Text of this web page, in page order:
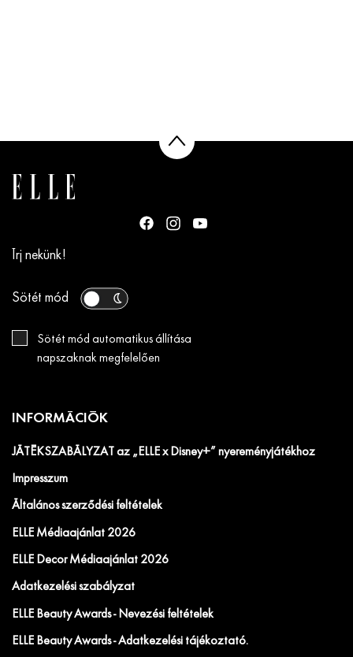
Írj nekünk!
Sötét mód
Sötét mód automatikus állítása
napszaknak megfelelően
INFORMÁCIÓK
JÁTÉKSZABÁLYZAT az „ELLE x Disney+” nyereményjátékhoz
Impresszum
Általános szerződési feltételek
ELLE Médiaajánlat 2026
ELLE Decor Médiaajánlat 2026
Adatkezelési szabályzat
ELLE Beauty Awards - Nevezési feltételek
ELLE Beauty Awards - Adatkezelési tájékoztató.